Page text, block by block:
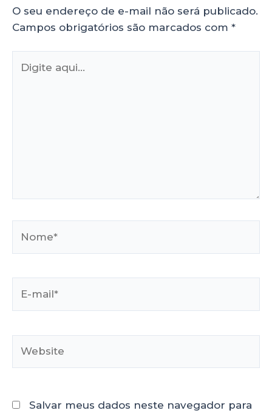
O seu endereço de e-mail não será publicado.
Campos obrigatórios são marcados com *
Salvar meus dados neste navegador para